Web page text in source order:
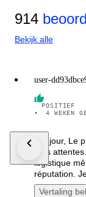
914
Bekijk alle
user-
POSITIEF
•
4 WEKEN
Bonjour, Le
mes
logistique
réputation.
Vertaling